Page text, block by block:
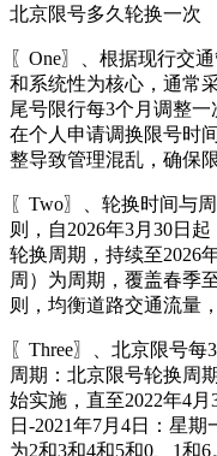
北京限号多久轮换一次
〖One〗、根据现行交
和系统性为核心，通常
尾号限行每3个月调整
在个人申请调换限号时
整导致管理混乱，确保
〖Two〗、轮换时间与
则，自2026年3月30日
轮换周期，持续至2026
周）为周期，覆盖春季
则，均衡道路交通流量
〖Three〗、北京限号
周期：北京限号轮换周
始实施，直至2022年4
日-2021年7月4日：星
为2和3和4和5和0、1和6